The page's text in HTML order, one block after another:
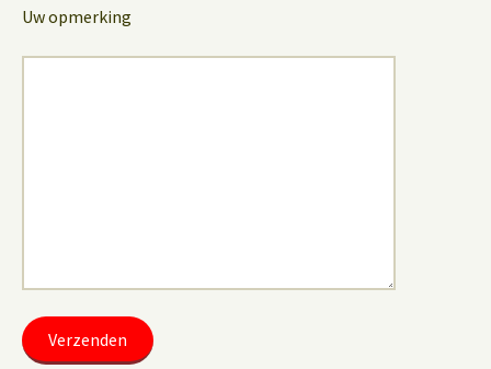
Uw opmerking